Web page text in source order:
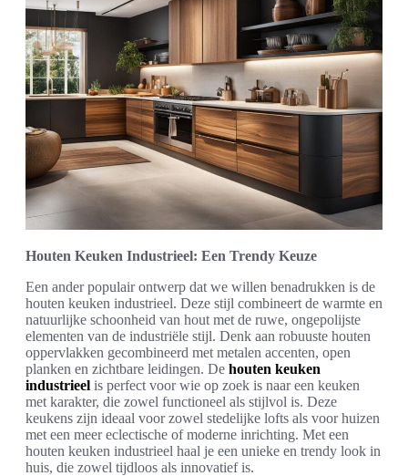
Houten Keuken Industrieel: Een Trendy Keuze
Een ander populair ontwerp dat we willen benadrukken is de
houten keuken industrieel. Deze stijl combineert de warmte en
natuurlijke schoonheid van hout met de ruwe, ongepolijste
elementen van de industriële stijl. Denk aan robuuste houten
oppervlakken gecombineerd met metalen accenten, open
planken en zichtbare leidingen. De houten keuken
industrieel is perfect voor wie op zoek is naar een keuken
met karakter, die zowel functioneel als stijlvol is. Deze
keukens zijn ideaal voor zowel stedelijke lofts als voor huizen
met een meer eclectische of moderne inrichting. Met een
houten keuken industrieel haal je een unieke en trendy look in
huis, die zowel tijdloos als innovatief is.